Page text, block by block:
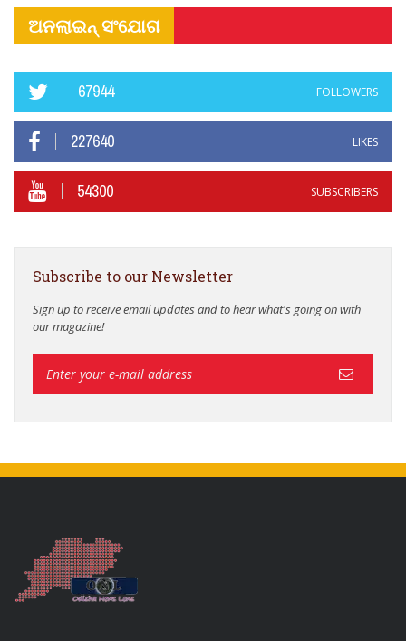
ଅନଲାଇନ୍ ସଂଯୋଗ
67944 FOLLOWERS
227640 LIKES
54300 SUBSCRIBERS
Subscribe to our Newsletter
Sign up to receive email updates and to hear what's going on with
our magazine!